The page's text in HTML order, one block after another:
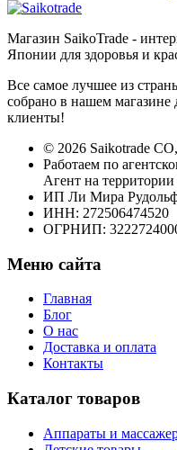
Магазин SaikoTrade -
Японии для здоровья и
Все самое лучшее из
собрано в нашем
клиенты!
© 2026 Saikotrade
Работаем по
Агент на
ИП Ли Мира
ИНН: 272506474520
ОГРНИП:
Меню сайта
Главная
Блог
О нас
Доставка и оплата
Контакты
Каталог товаров
Аппараты и